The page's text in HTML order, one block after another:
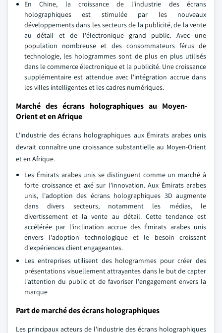
En Chine, la croissance de l'industrie des écrans
holographiques est stimulée par les nouveaux
développements dans les secteurs de la publicité, de la vente
au détail et de l'électronique grand public. Avec une
population nombreuse et des consommateurs férus de
technologie, les hologrammes sont de plus en plus utilisés
dans le commerce électronique et la publicité. Une croissance
supplémentaire est attendue avec l'intégration accrue dans
les villes intelligentes et les cadres numériques.
Marché des écrans holographiques au Moyen-
Orient et en Afrique
L'industrie des écrans holographiques aux Émirats arabes unis
devrait connaître une croissance substantielle au Moyen-Orient
et en Afrique.
Les Émirats arabes unis se distinguent comme un marché à
forte croissance et axé sur l'innovation. Aux Émirats arabes
unis, l'adoption des écrans holographiques 3D augmente
dans divers secteurs, notamment les médias, le
divertissement et la vente au détail. Cette tendance est
accélérée par l'inclination accrue des Émirats arabes unis
envers l'adoption technologique et le besoin croissant
d'expériences client engageantes.
Les entreprises utilisent des hologrammes pour créer des
présentations visuellement attrayantes dans le but de capter
l'attention du public et de favoriser l'engagement envers la
marque
Part de marché des écrans holographiques
Les principaux acteurs de l'industrie des écrans holographiques